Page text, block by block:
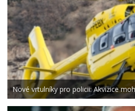
Nové vrtulníky pro policii: Akvizice